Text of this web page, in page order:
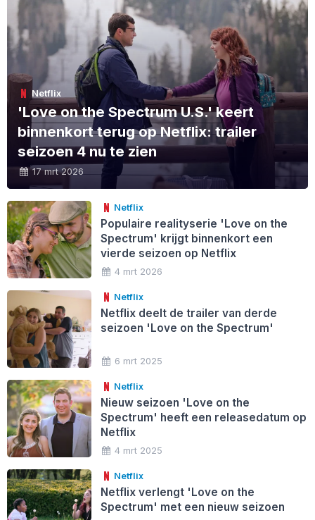
Netflix
'Love on the Spectrum U.S.' keert
binnenkort terug op Netflix: trailer
seizoen 4 nu te zien
17 mrt 2026
Netflix
Populaire realityserie 'Love on the
Spectrum' krijgt binnenkort een
vierde seizoen op Netflix
4 mrt 2026
Netflix
Netflix deelt de trailer van derde
seizoen 'Love on the Spectrum'
6 mrt 2025
Netflix
Nieuw seizoen 'Love on the
Spectrum' heeft een releasedatum op
Netflix
4 mrt 2025
Netflix
Netflix verlengt 'Love on the
Spectrum' met een nieuw seizoen